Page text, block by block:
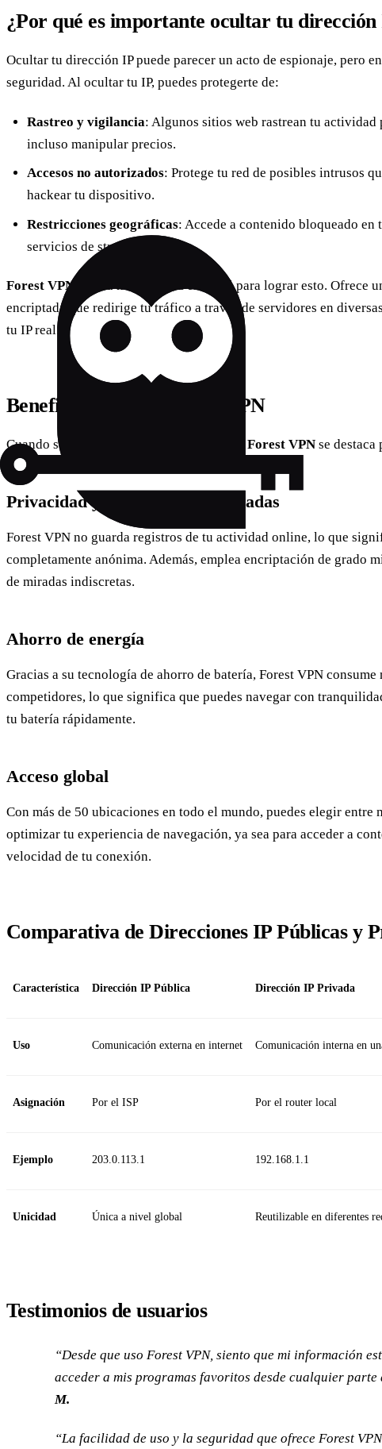
¿Por qué es importante ocultar tu dirección
Ocultar tu dirección IP puede parecer un acto de espionaje, pero
seguridad. Al ocultar tu IP, puedes protegerte de:
Rastreo y vigilancia: Algunos sitios web rastrean tu actividad
incluso manipular precios.
Accesos no autorizados: Protege tu red de posibles intrusos
hackear tu dispositivo.
Restricciones geográficas: Accede a contenido bloqueado en
servicios de streaming.
Forest VPN
es una herramienta esencial para lograr esto. Ofrece
encriptada que redirige tu tráfico a través de servidores en
tu IP real.
Beneficios de usar Forest VPN
Cuando se trata de elegir un servicio VPN, Forest VPN se destaca
Privacidad y seguridad garantizadas
Forest VPN no guarda registros de tu actividad online, lo que
completamente anónima. Además, emplea encriptación de grado
de miradas indiscretas.
Ahorro de energía
Gracias a su tecnología de ahorro de batería, Forest VPN consume
competidores, lo que significa que puedes navegar con
tu batería rápidamente.
Acceso global
Con más de 50 ubicaciones en todo el mundo, puedes elegir entre
optimizar tu experiencia de navegación, ya sea para acceder a
velocidad de tu conexión.
Comparativa de Direcciones IP Públicas y
Característica Dirección IP Pública Dirección IP Privada
Uso Comunicación externa en internet Comunicación interna en
Asignación Por el ISP Por el router local
Ejemplo 203.0.113.1 192.168.1.1
Unicidad Única a nivel global Reutilizable en diferentes
Testimonios de usuarios
“Desde que uso Forest VPN, siento que mi información
acceder a mis programas favoritos desde cualquier
M.
“La facilidad de uso y la seguridad que ofrece Forest